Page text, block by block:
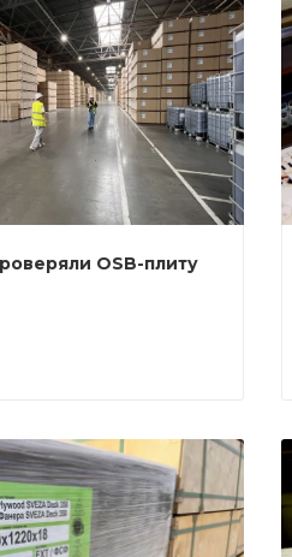
OSB-плиту